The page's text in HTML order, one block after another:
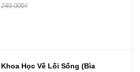
249.000₫
Khoa Học Về Lối Sống (Bìa